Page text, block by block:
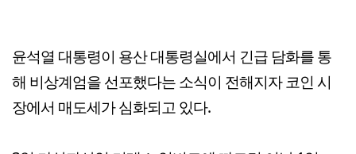
윤석열 대통령이 용산 대통령실에서 긴급 담화를 통
해 비상계엄을 선포했다는 소식이 전해지자 코인 시
장에서 매도세가 심화되고 있다.